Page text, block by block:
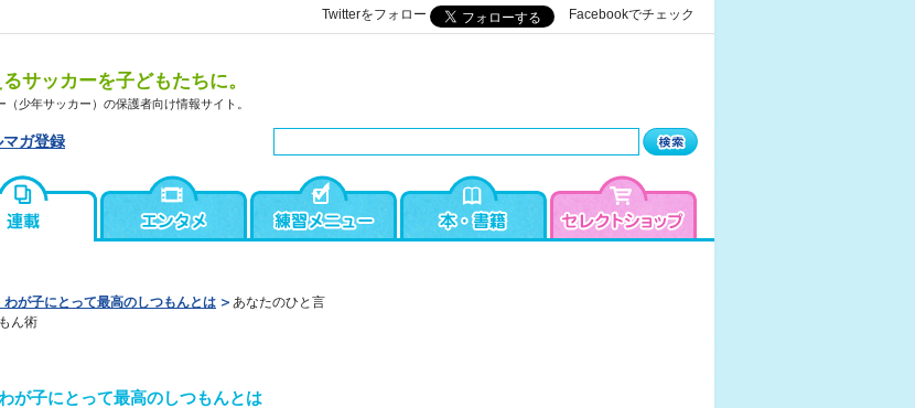
Twitterをフォロー Facebookでチェック
サッカーを子どもたちに。
（少年サッカー）の保護者向け情報サイト。
マガ登録
が子にとって最高のしつもんとは
あなたのひと言
ん術
が子にとって最高のしつもんとは